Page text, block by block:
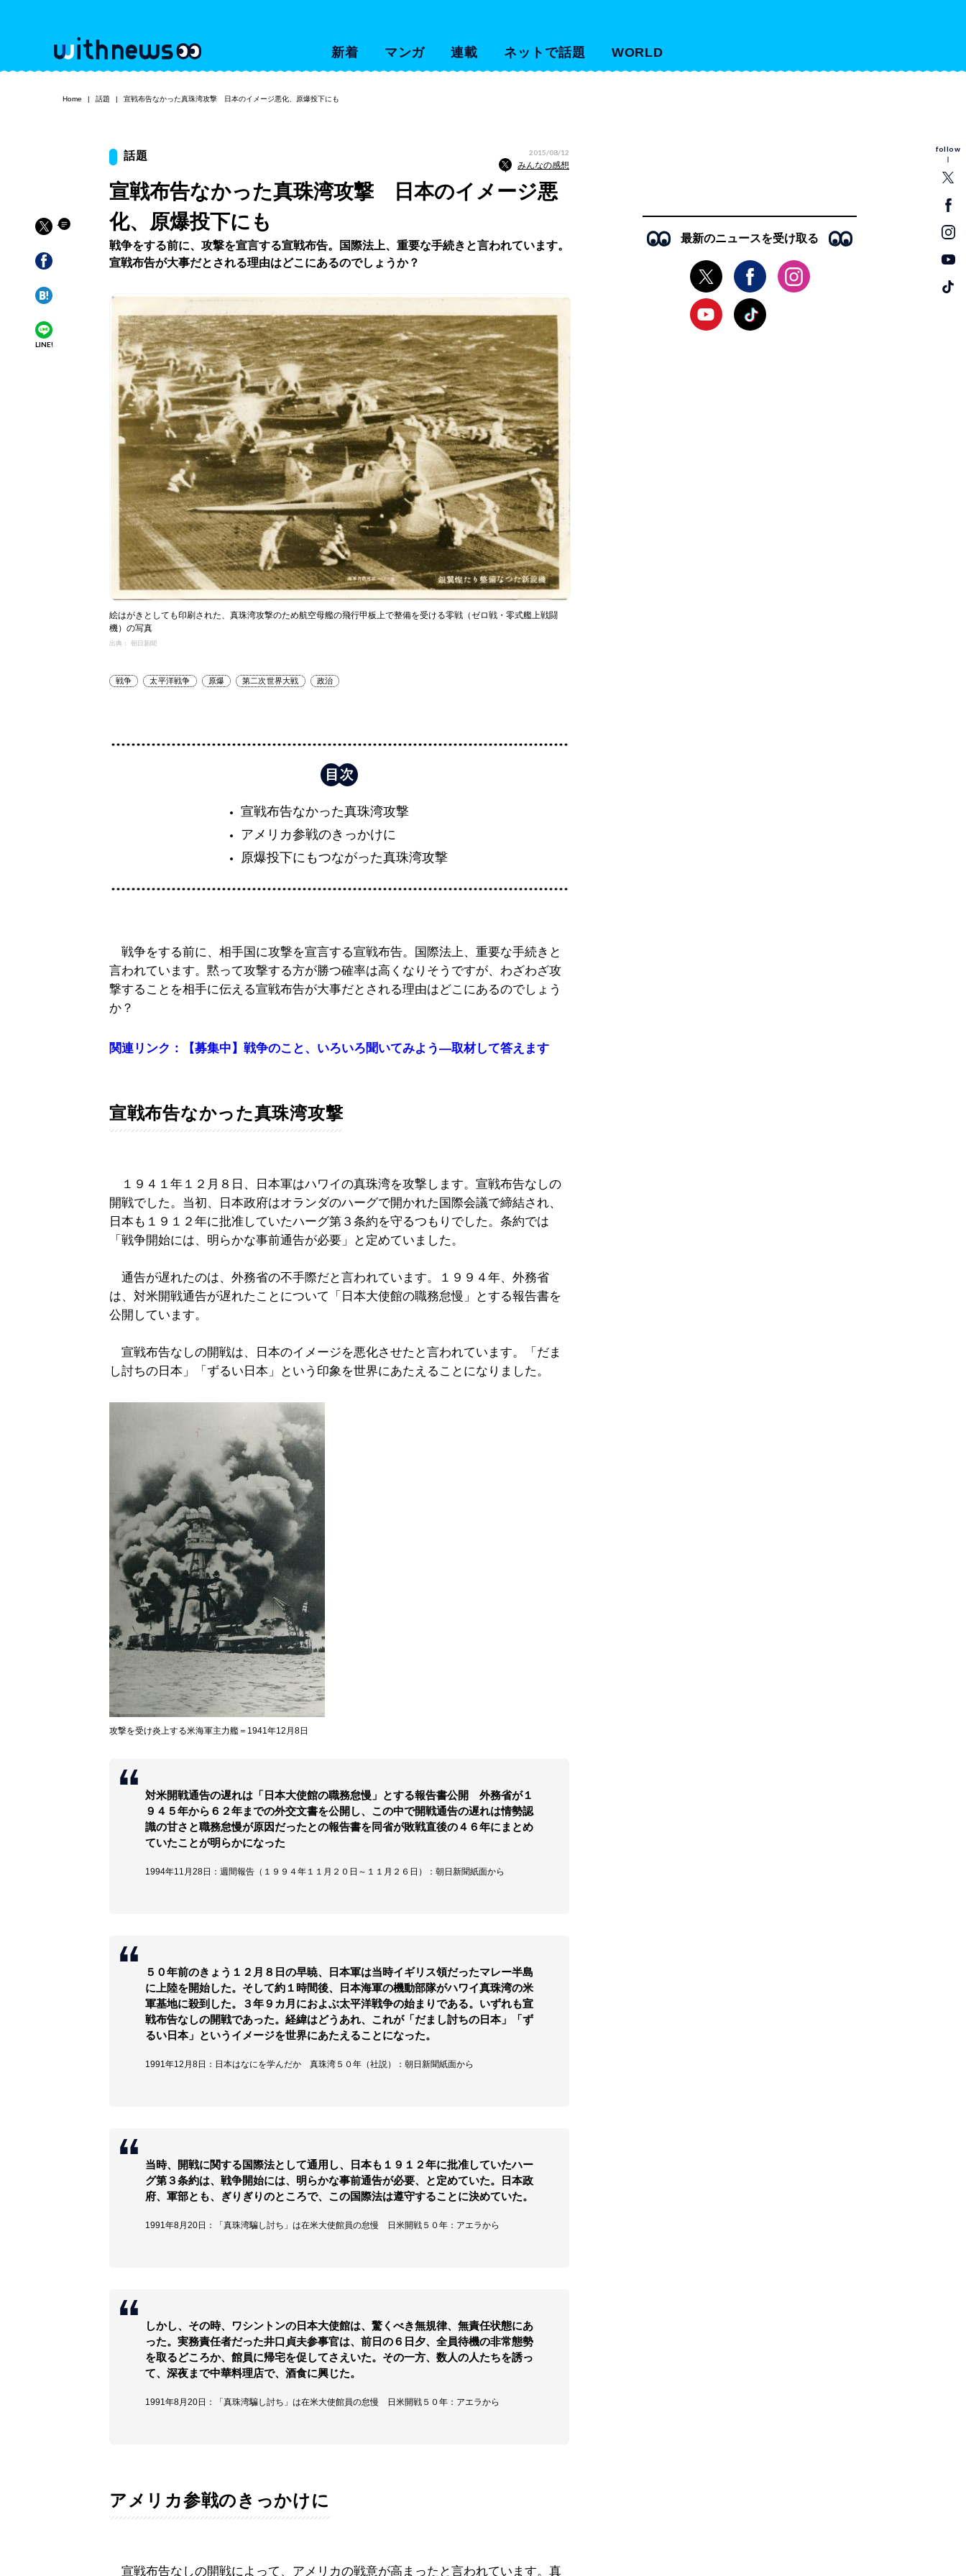
新着 マンガ 連載 ネットで話題 WORLD
follow
Home 話題 宣戦布告なかった真珠湾攻撃 日本のイメージ悪化、原爆投下にも
LINE!
話題 2015/08/12
みんなの感想
宣戦布告なかった真珠湾攻撃 日本のイメージ悪
化、原爆投下にも
戦争をする前に、攻撃を宣言する宣戦布告。国際法上、重要な手続きと言われています。
宣戦布告が大事だとされる理由はどこにあるのでしょうか？
絵はがきとしても印刷された、真珠湾攻撃のため航空母艦の飛行甲板上で整備を受ける零戦（ゼロ戦・零式艦上戦闘
機）の写真
出典： 朝日新聞
戦争 太平洋戦争 原爆 第二次世界大戦 政治
宣戦布告なかった真珠湾攻撃
アメリカ参戦のきっかけに
原爆投下にもつながった真珠湾攻撃
戦争をする前に、相手国に攻撃を宣言する宣戦布告。国際法上、重要な手続きと
言われています。黙って攻撃する方が勝つ確率は高くなりそうですが、わざわざ攻
撃することを相手に伝える宣戦布告が大事だとされる理由はどこにあるのでしょう
か？
関連リンク：【募集中】戦争のこと、いろいろ聞いてみよう―取材して答えます
宣戦布告なかった真珠湾攻撃
１９４１年１２月８日、日本軍はハワイの真珠湾を攻撃します。宣戦布告なしの
開戦でした。当初、日本政府はオランダのハーグで開かれた国際会議で締結され、
日本も１９１２年に批准していたハーグ第３条約を守るつもりでした。条約では
「戦争開始には、明らかな事前通告が必要」と定めていました。
通告が遅れたのは、外務省の不手際だと言われています。１９９４年、外務省
は、対米開戦通告が遅れたことについて「日本大使館の職務怠慢」とする報告書を
公開しています。
宣戦布告なしの開戦は、日本のイメージを悪化させたと言われています。「だま
し討ちの日本」「ずるい日本」という印象を世界にあたえることになりました。
攻撃を受け炎上する米海軍主力艦＝1941年12月8日
対米開戦通告の遅れは「日本大使館の職務怠慢」とする報告書公開 外務省が１
９４５年から６２年までの外交文書を公開し、この中で開戦通告の遅れは情勢認
識の甘さと職務怠慢が原因だったとの報告書を同省が敗戦直後の４６年にまとめ
ていたことが明らかになった
1994年11月28日：週間報告（１９９４年１１月２０日～１１月２６日）：朝日新聞紙面から
５０年前のきょう１２月８日の早暁、日本軍は当時イギリス領だったマレー半島
に上陸を開始した。そして約１時間後、日本海軍の機動部隊がハワイ真珠湾の米
軍基地に殺到した。３年９カ月におよぶ太平洋戦争の始まりである。いずれも宣
戦布告なしの開戦であった。経緯はどうあれ、これが「だまし討ちの日本」「ず
るい日本」というイメージを世界にあたえることになった。
1991年12月8日：日本はなにを学んだか 真珠湾５０年（社説）：朝日新聞紙面から
当時、開戦に関する国際法として通用し、日本も１９１２年に批准していたハー
グ第３条約は、戦争開始には、明らかな事前通告が必要、と定めていた。日本政
府、軍部とも、ぎりぎりのところで、この国際法は遵守することに決めていた。
1991年8月20日：「真珠湾騙し討ち」は在米大使館員の怠慢 日米開戦５０年：アエラから
しかし、その時、ワシントンの日本大使館は、驚くべき無規律、無責任状態にあ
った。実務責任者だった井口貞夫参事官は、前日の６日夕、全員待機の非常態勢
を取るどころか、館員に帰宅を促してさえいた。その一方、数人の人たちを誘っ
て、深夜まで中華料理店で、酒食に興じた。
1991年8月20日：「真珠湾騙し討ち」は在米大使館員の怠慢 日米開戦５０年：アエラから
アメリカ参戦のきっかけに
宣戦布告なしの開戦によって、アメリカの戦意が高まったと言われています。真
最新のニュースを受け取る